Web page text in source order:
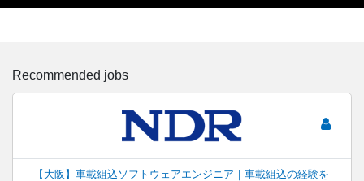
Recommended jobs
【大阪】車載組込ソフトウェアエンジニア｜車載組込の経験を